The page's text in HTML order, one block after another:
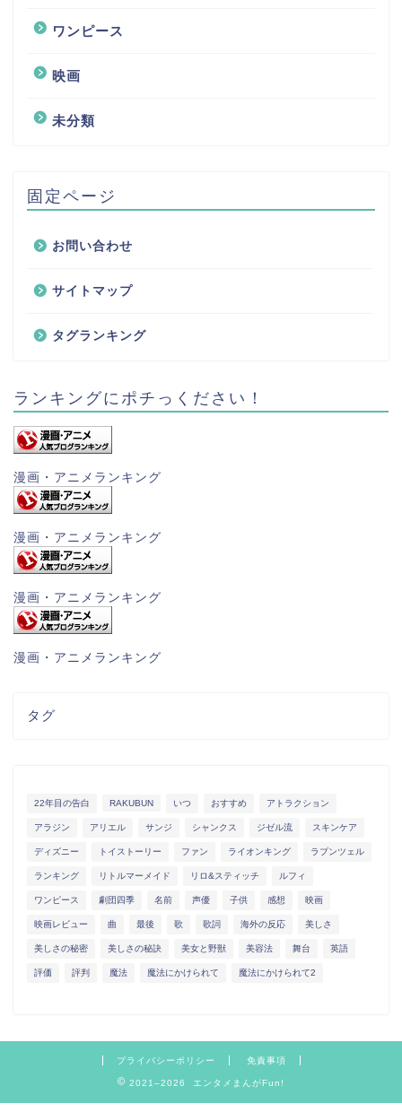
ワンピース
映画
未分類
固定ページ
お問い合わせ
サイトマップ
タグランキング
ランキングにポチっください！
漫画・アニメランキング
漫画・アニメランキング
漫画・アニメランキング
漫画・アニメランキング
タグ
22年目の告白 RAKUBUN いつ おすすめ アトラクション
アラジン アリエル サンジ シャンクス ジゼル流 スキンケア
ディズニー トイストーリー ファン ライオンキング ラプンツェル
ランキング リトルマーメイド リロ&スティッチ ルフィ
ワンピース 劇団四季 名前 声優 子供 感想 映画
映画レビュー 曲 最後 歌 歌詞 海外の反応 美しさ
美しさの秘密 美しさの秘訣 美女と野獣 美容法 舞台 英語
評価 評判 魔法 魔法にかけられて 魔法にかけられて2
プライバシーポリシー 免責事項
2021–2026 エンタメまんがFun!